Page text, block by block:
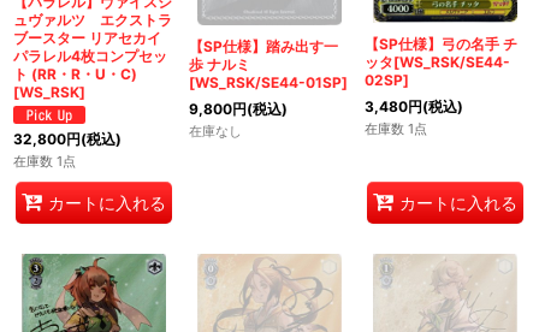
ュヴァルツ エクストラ
ブースター リアセカイ
パラレル4枚コンプセッ
ト (RR・R・U・C)
[WS_RSK]
32,800円(税込)
在庫数 1点
カートに入れる
【SP仕様】踏み出す一
歩 ナルミ
[WS_RSK/SE44-01SP]
9,800円(税込)
在庫なし
【SP仕様】弓の名手 チ
ッタ[WS_RSK/SE44-
02SP]
3,480円(税込)
在庫数 1点
カートに入れる